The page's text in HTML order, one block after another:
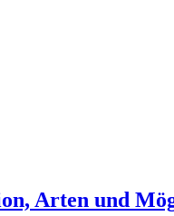
Arten und